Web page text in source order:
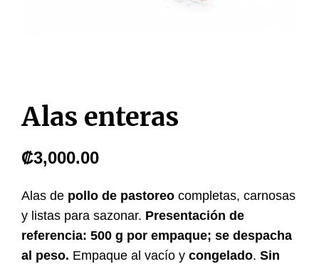
Alas enteras
₡3,000.00
Alas de pollo de pastoreo completas, carnosas
y listas para sazonar. Presentación de
referencia: 500 g por empaque; se despacha
al peso. Empaque al vacío y congelado. Sin